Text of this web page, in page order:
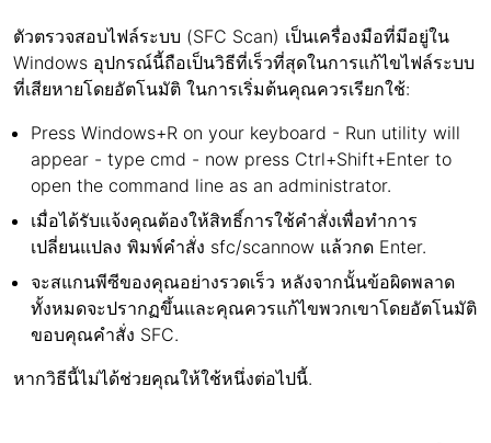
ตัวตรวจสอบไฟล์ระบบ (SFC Scan) เป็นเครื่องมือที่มีอยู่ใน
Windows อุปกรณ์นี้ถือเป็นวิธีที่เร็วที่สุดในการแก้ไขไฟล์ระบบ
ที่เสียหายโดยอัตโนมัติ ในการเริ่มต้นคุณควรเรียกใช้:
Press Windows+R on your keyboard - Run utility will
appear - type cmd - now press Ctrl+Shift+Enter to
open the command line as an administrator.
เมื่อได้รับแจ้งคุณต้องให้สิทธิ์การใช้คำสั่งเพื่อทำการ
เปลี่ยนแปลง พิมพ์คำสั่ง sfc/scannow แล้วกด Enter.
จะสแกนพีซีของคุณอย่างรวดเร็ว หลังจากนั้นข้อผิดพลาด
ทั้งหมดจะปรากฏขึ้นและคุณควรแก้ไขพวกเขาโดยอัตโนมัติ
ขอบคุณคำสั่ง SFC.
หากวิธีนี้ไม่ได้ช่วยคุณให้ใช้หนึ่งต่อไปนี้.